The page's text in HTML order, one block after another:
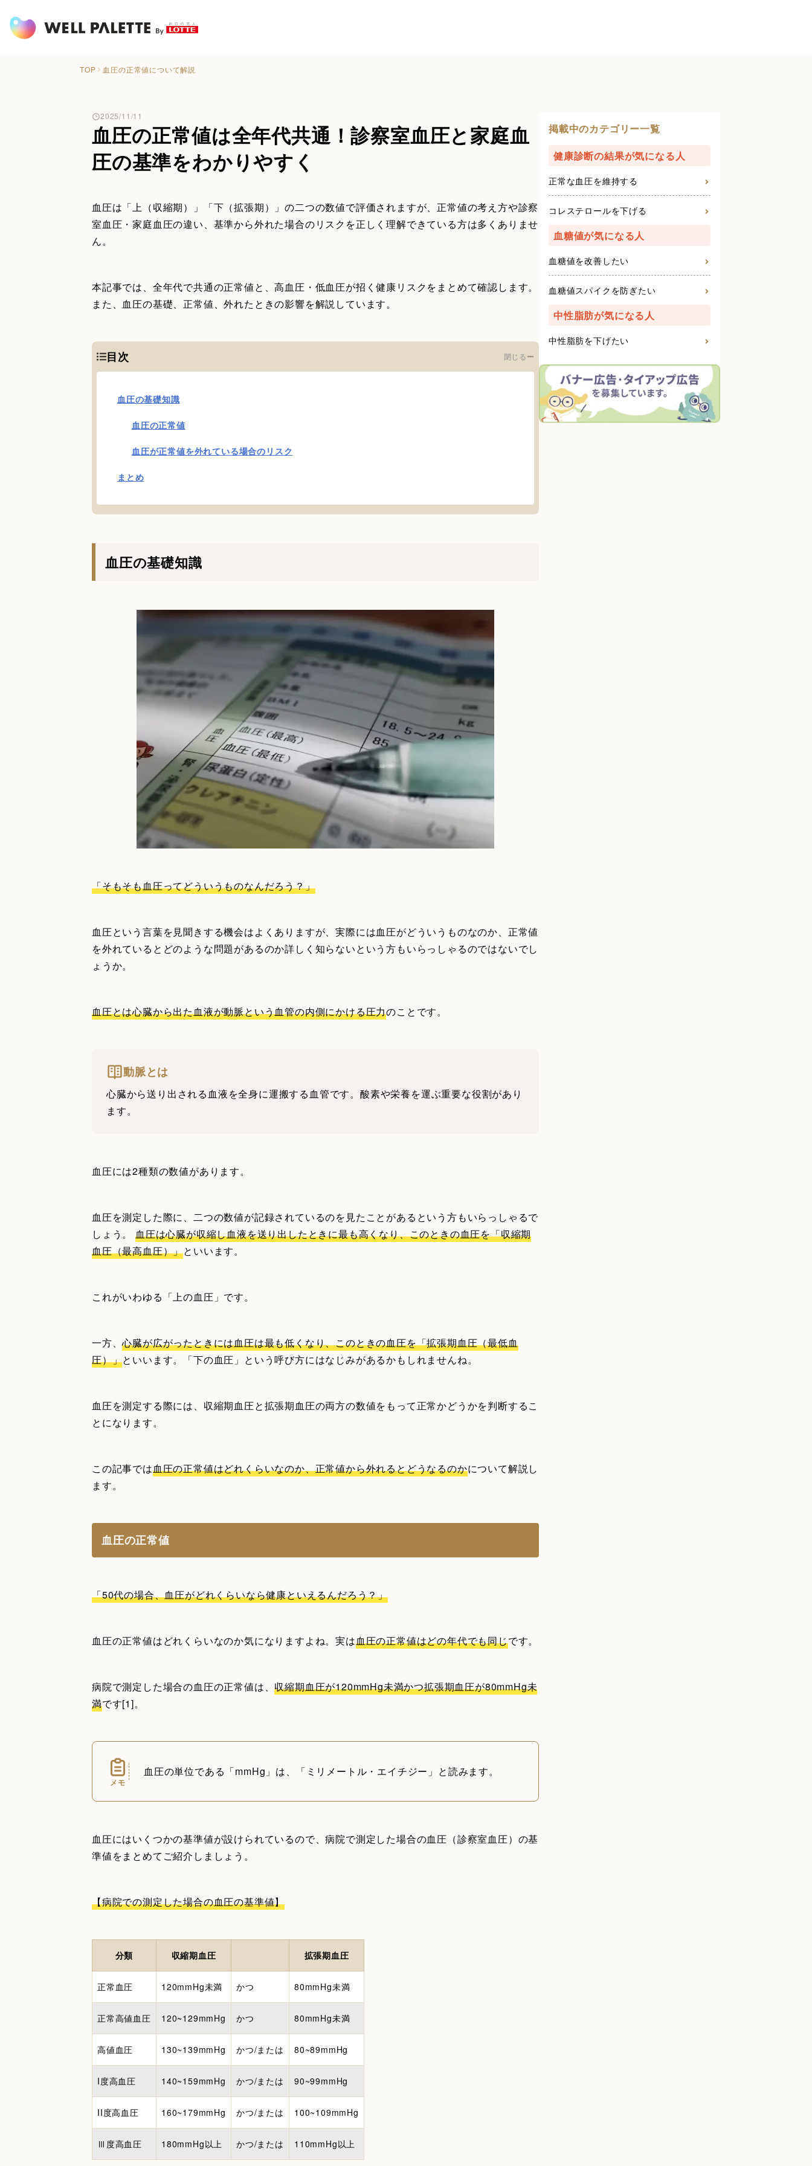
TOP 血圧の正常値について解説
血圧の正常値は全年代共通！診察室血圧と家庭血
圧の基準をわかりやすく
2025/11/11
血圧は「上（収縮期）」「下（拡張期）」の二つの数値で評価されますが、正常値の考え方や診察
室血圧・家庭血圧の違い、基準から外れた場合のリスクを正しく理解できている方は多くありませ
ん。
本記事では、全年代で共通の正常値と、高血圧・低血圧が招く健康リスクをまとめて確認します。
また、血圧の基礎、正常値、外れたときの影響を解説しています。
目次 閉じる
血圧の基礎知識
血圧の正常値
血圧が正常値を外れている場合のリスク
まとめ
血圧の基礎知識
「そもそも血圧ってどういうものなんだろう？」
血圧という言葉を見聞きする機会はよくありますが、実際には血圧がどういうものなのか、正常値
を外れているとどのような問題があるのか詳しく知らないという方もいらっしゃるのではないでし
ょうか。
血圧とは心臓から出た血液が動脈という血管の内側にかける圧力のことです。
動脈とは
心臓から送り出される血液を全身に運搬する血管です。酸素や栄養を運ぶ重要な役割があり
ます。
血圧には2種類の数値があります。
血圧を測定した際に、二つの数値が記録されているのを見たことがあるという方もいらっしゃるで
しょう。 血圧は心臓が収縮し血液を送り出したときに最も高くなり、このときの血圧を「収縮期
血圧（最高血圧）」といいます。
これがいわゆる「上の血圧」です。
一方、心臓が広がったときには血圧は最も低くなり、このときの血圧を「拡張期血圧（最低血
圧）」といいます。「下の血圧」という呼び方にはなじみがあるかもしれませんね。
血圧を測定する際には、収縮期血圧と拡張期血圧の両方の数値をもって正常かどうかを判断するこ
とになります。
この記事では血圧の正常値はどれくらいなのか、正常値から外れるとどうなるのかについて解説し
ます。
血圧の正常値
「50代の場合、血圧がどれくらいなら健康といえるんだろう？」
血圧の正常値はどれくらいなのか気になりますよね。実は血圧の正常値はどの年代でも同じです。
病院で測定した場合の血圧の正常値は、収縮期血圧が120mmHg未満かつ拡張期血圧が80mmHg未
満です[1]。
メモ
血圧の単位である「mmHg」は、「ミリメートル・エイチジー」と読みます。
血圧にはいくつかの基準値が設けられているので、病院で測定した場合の血圧（診察室血圧）の基
準値をまとめてご紹介しましょう。
【病院での測定した場合の血圧の基準値】
分類 収縮期血圧 拡張期血圧
正常血圧 120mmHg未満 かつ 80mmHg未満
正常高値血圧 120~129mmHg かつ 80mmHg未満
高値血圧 130~139mmHg かつ/または 80~89mmHg
I度高血圧 140~159mmHg かつ/または 90~99mmHg
II度高血圧 160~179mmHg かつ/または 100~109mmHg
Ⅲ度高血圧 180mmHg以上 かつ/または 110mmHg以上
掲載中のカテゴリー一覧
健康診断の結果が気になる人
正常な血圧を維持する
コレステロールを下げる
血糖値が気になる人
血糖値を改善したい
血糖値スパイクを防ぎたい
中性脂肪が気になる人
中性脂肪を下げたい